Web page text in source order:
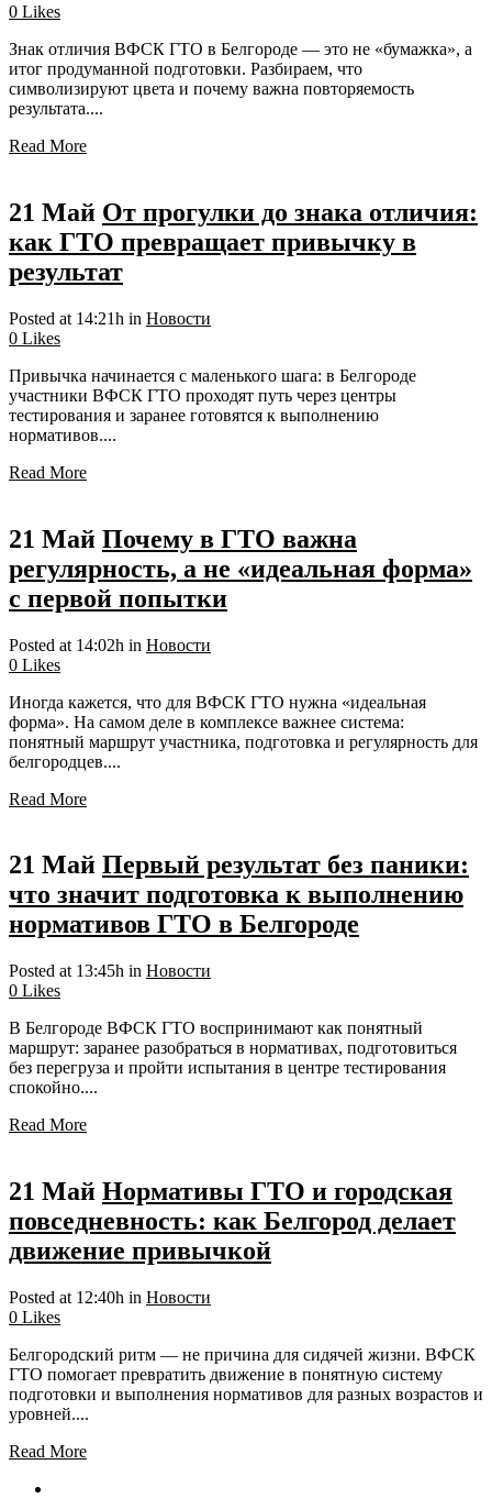
0 Likes
Знак отличия ВФСК ГТО в Белгороде — это не «бумажка», а
итог продуманной подготовки. Разбираем, что
символизируют цвета и почему важна повторяемость
результата....
Read More
21 Май От прогулки до знака отличия:
как ГТО превращает привычку в
результат
Posted at 14:21h in Новости
0 Likes
Привычка начинается с маленького шага: в Белгороде
участники ВФСК ГТО проходят путь через центры
тестирования и заранее готовятся к выполнению
нормативов....
Read More
21 Май Почему в ГТО важна
регулярность, а не «идеальная форма»
с первой попытки
Posted at 14:02h in Новости
0 Likes
Иногда кажется, что для ВФСК ГТО нужна «идеальная
форма». На самом деле в комплексе важнее система:
понятный маршрут участника, подготовка и регулярность для
белгородцев....
Read More
21 Май Первый результат без паники:
что значит подготовка к выполнению
нормативов ГТО в Белгороде
Posted at 13:45h in Новости
0 Likes
В Белгороде ВФСК ГТО воспринимают как понятный
маршрут: заранее разобраться в нормативах, подготовиться
без перегруза и пройти испытания в центре тестирования
спокойно....
Read More
21 Май Нормативы ГТО и городская
повседневность: как Белгород делает
движение привычкой
Posted at 12:40h in Новости
0 Likes
Белгородский ритм — не причина для сидячей жизни. ВФСК
ГТО помогает превратить движение в понятную систему
подготовки и выполнения нормативов для разных возрастов и
уровней....
Read More